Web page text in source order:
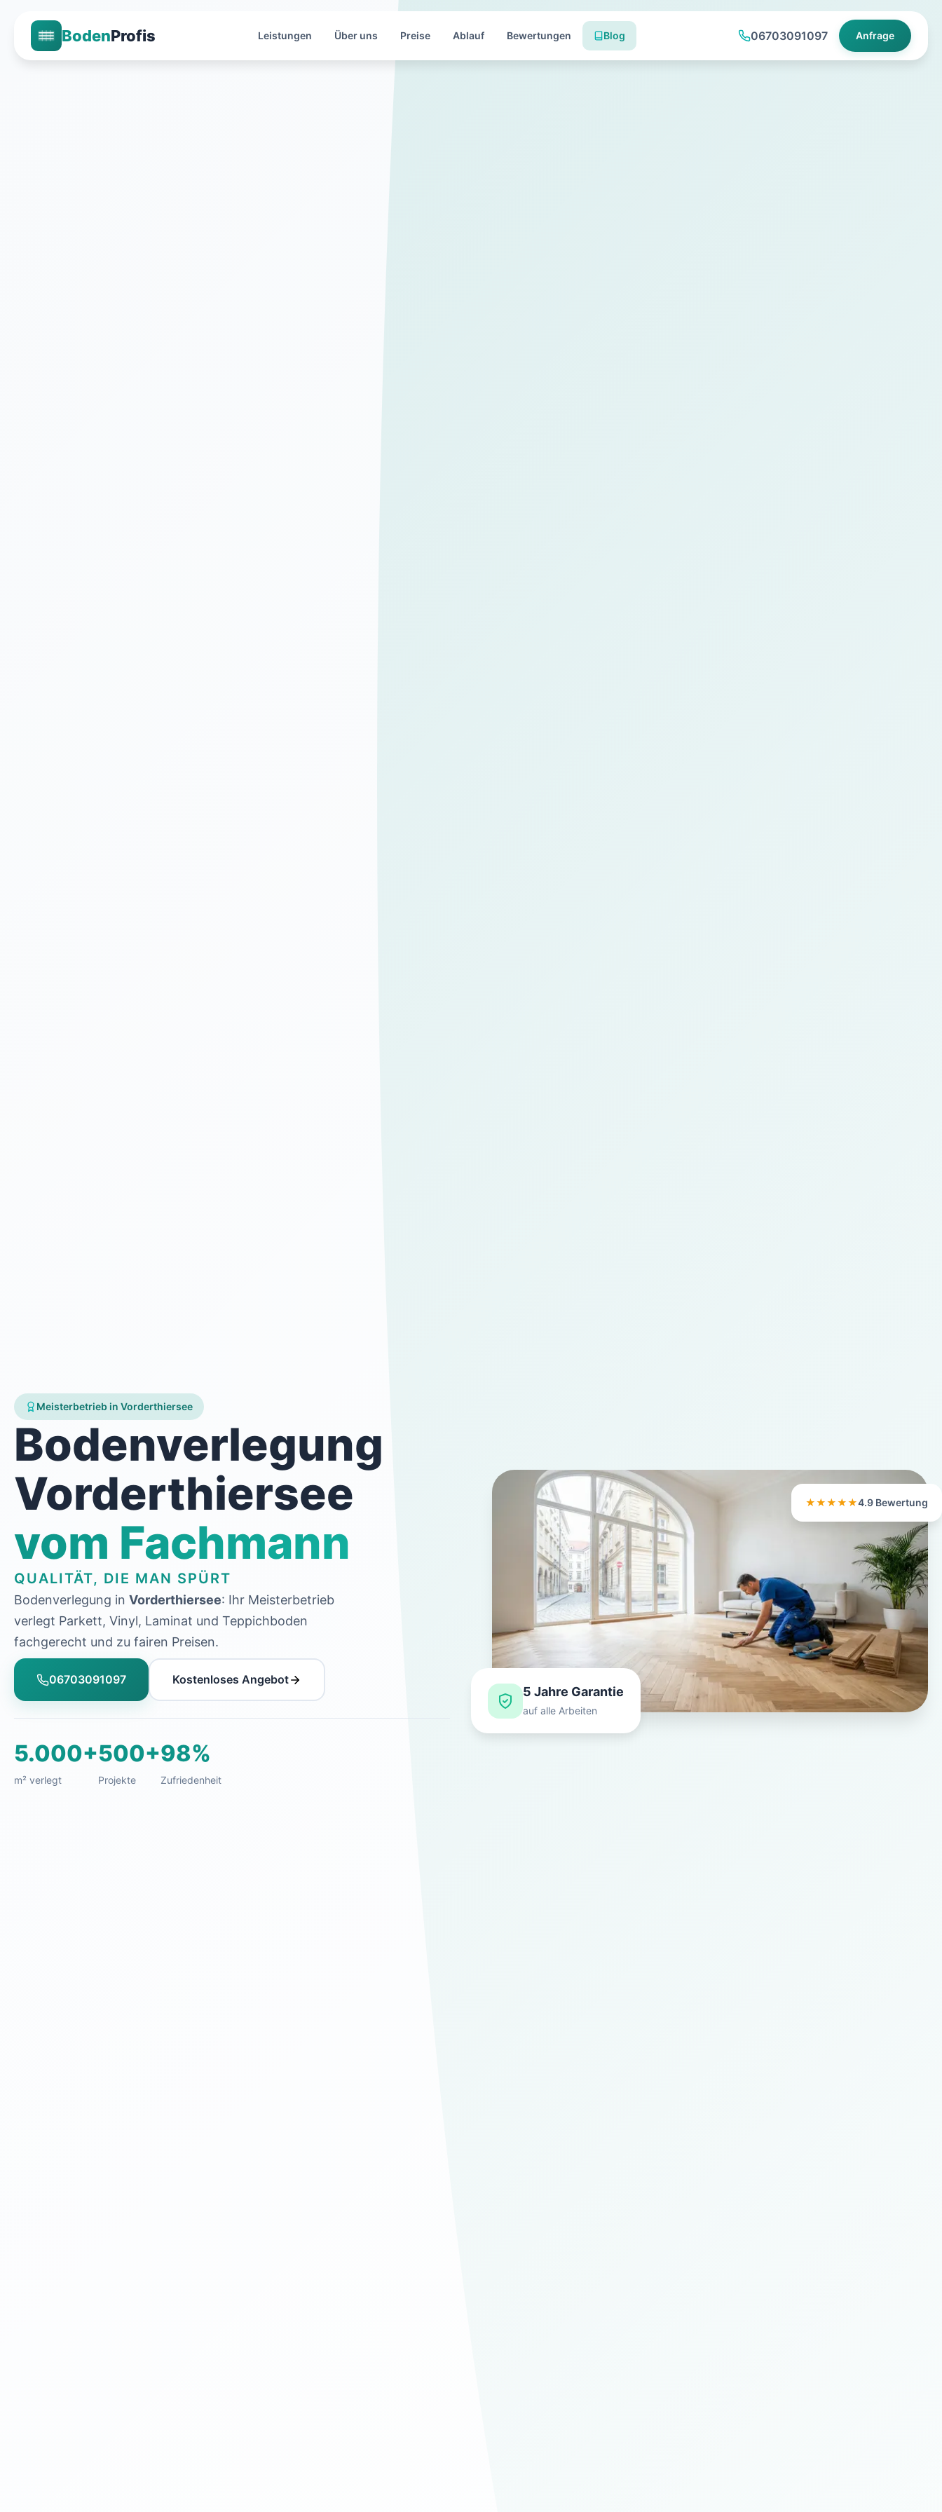
BodenProfis Leistungen Über uns Preise Ablauf Bewertungen Blog 06703091097 Anfrage
Meisterbetrieb in Vorderthiersee
Bodenverlegung
Vorderthiersee
vom Fachmann
QUALITÄT, DIE MAN SPÜRT
Bodenverlegung in Vorderthiersee: Ihr Meisterbetrieb
verlegt Parkett, Vinyl, Laminat und Teppichboden
fachgerecht und zu fairen Preisen.
06703091097 Kostenloses Angebot
5.000+
m² verlegt
500+
Projekte
98%
Zufriedenheit
5 Jahre Garantie
auf alle Arbeiten
★★★★★4.9 Bewertung